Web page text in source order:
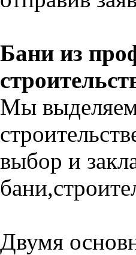
Бани из
Мы
выбор и
Двумя